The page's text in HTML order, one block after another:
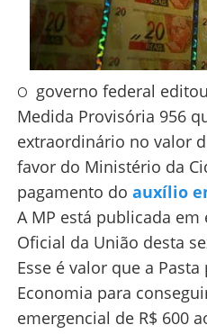
O
governo federal
Medida Provisória 956
extraordinário no valor
favor do Ministério da
pagamento do auxílio
A MP está publicada
Oficial da União desta
Esse é valor que a
Economia para
emergencial de R$ 600